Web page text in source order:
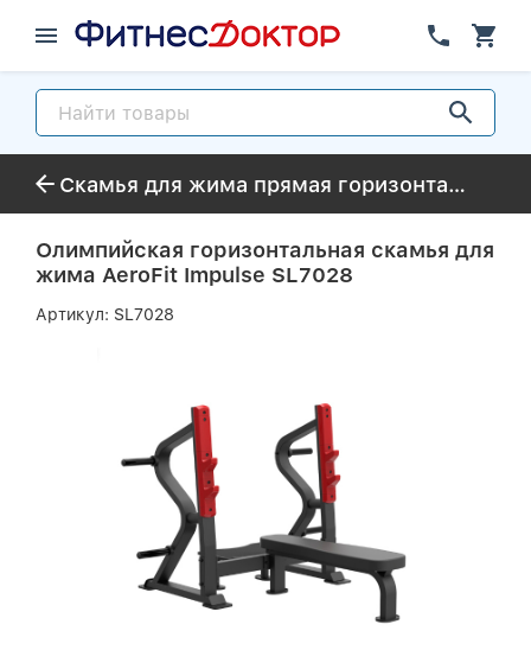
Скамья для жима прямая горизонтальная
Олимпийская горизонтальная скамья для
жима AeroFit Impulse SL7028
Артикул: SL7028